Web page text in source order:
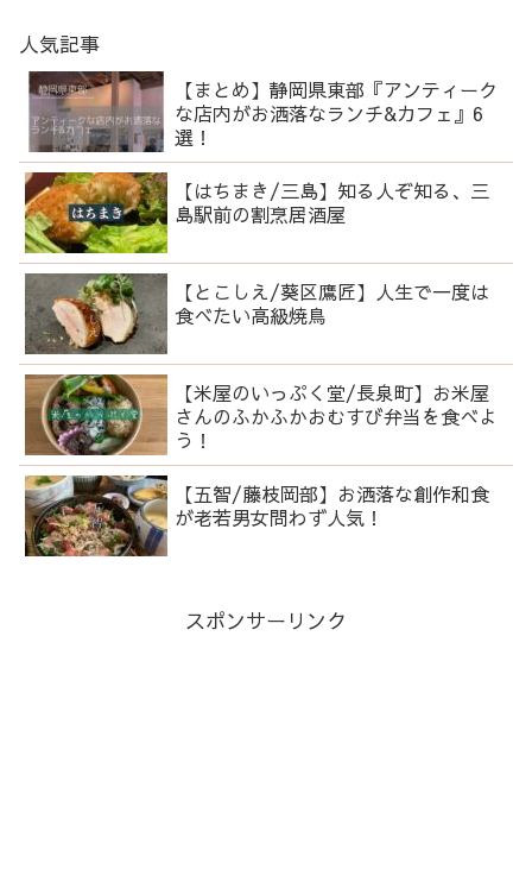
人気記事
【まとめ】静岡県東部『アンティーク
な店内がお洒落なランチ&カフェ』6
選！
【はちまき/三島】知る人ぞ知る、三
島駅前の割烹居酒屋
【とこしえ/葵区鷹匠】人生で一度は
食べたい高級焼鳥
【米屋のいっぷく堂/長泉町】お米屋
さんのふかふかおむすび弁当を食べよ
う！
【五智/藤枝岡部】お洒落な創作和食
が老若男女問わず人気！
スポンサーリンク